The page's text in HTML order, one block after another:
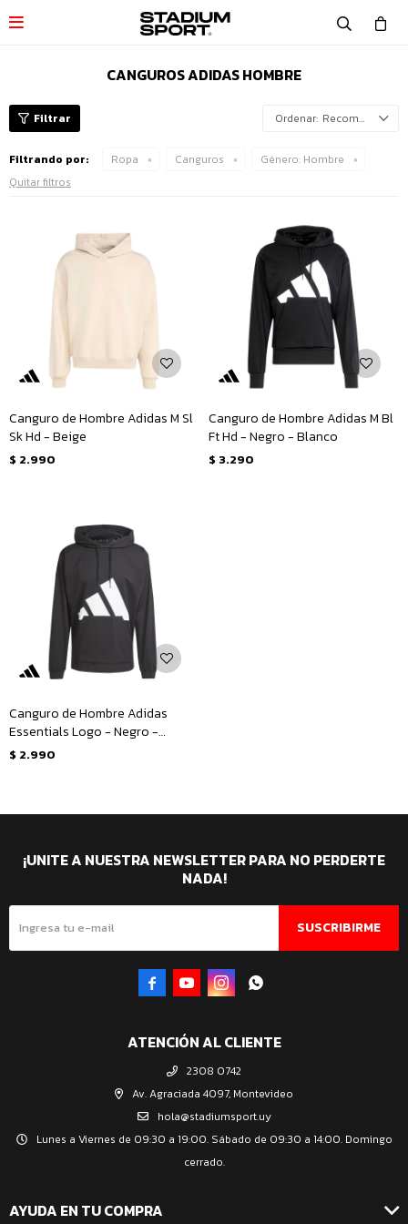

CANGUROS ADIDAS HOMBRE
Recomendados
Filtrando por: Ropa Canguros Género: Hombre
Quitar filtros
Canguro de Hombre Adidas M Sl
Sk Hd - Beige
$ 2.990
Canguro de Hombre Adidas M Bl
Ft Hd - Negro - Blanco
$ 3.290
Canguro de Hombre Adidas
Essentials Logo - Negro -
Blanco
$ 2.990
ATENCIÓN AL CLIENTE
2308 0742
Av. Agraciada 4097, Montevideo
hola@stadiumsport.uy
Lunes a Viernes de 09:30 a 19:00. Sábado de 09:30 a 14:00. Domingo
cerrado.
AYUDA EN TU COMPRA
¡UNITE A NUESTRA NEWSLETTER PARA NO PERDERTE
NADA!
SUSCRIBIRME
   